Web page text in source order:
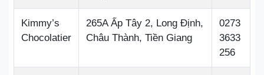
Kimmy’s
Chocolatier
265A Ấp Tây 2, Long Định,
Châu Thành, Tiền Giang
0273
3633
256